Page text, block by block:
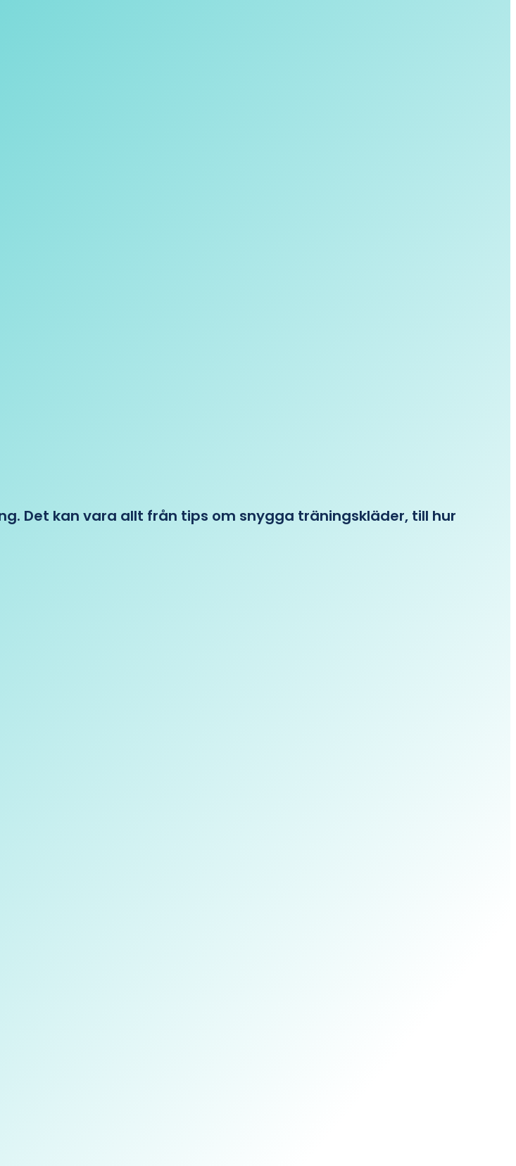
Det kan vara allt från tips om snygga träningskläder, till hur